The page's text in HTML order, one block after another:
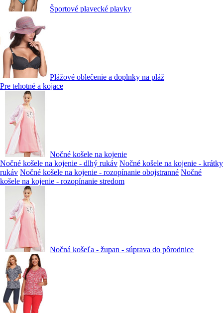
Športové plavecké plavky
Plážové oblečenie a doplnky na pláž
Pre tehotné a kojace
Nočné košele na kojenie
Nočné košele na kojenie - dlhý rukáv Nočné košele na kojenie - krátky
rukáv Nočné košele na kojenie - rozopínanie obojstranné Nočné
košele na kojenie - rozopínanie stredom
Nočná košeľa - župan - súprava do pôrodnice